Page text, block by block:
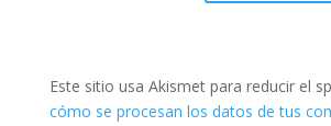
Este sitio usa Akismet para reducir el
cómo se procesan los datos de tus